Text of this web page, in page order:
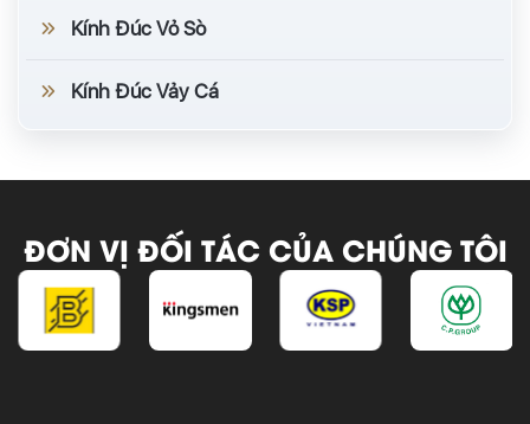
Kính Đúc Vỏ Sò
Kính Đúc Vảy Cá
ĐƠN VỊ ĐỐI TÁC CỦA CHÚNG TÔI